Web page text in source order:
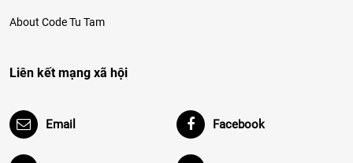
About Code Tu Tam
Liên kết mạng xã hội
Email Facebook